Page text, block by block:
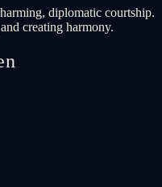
diplomatic courtship.
creating harmony.